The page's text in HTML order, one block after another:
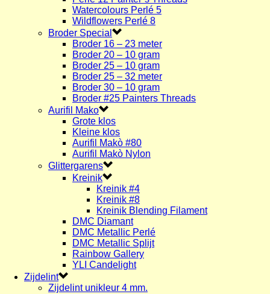
Watercolours Perlé 5
Wildflowers Perlé 8
Broder Special
Broder 16 – 23 meter
Broder 20 – 10 gram
Broder 25 – 10 gram
Broder 25 – 32 meter
Broder 30 – 10 gram
Broder #25 Painters Threads
Aurifil Mako
Grote klos
Kleine klos
Aurifil Makò #80
Aurifil Makò Nylon
Glittergarens
Kreinik
Kreinik #4
Kreinik #8
Kreinik Blending Filament
DMC Diamant
DMC Metallic Perlé
DMC Metallic Splijt
Rainbow Gallery
YLI Candelight
Zijdelint
Zijdelint unikleur 4 mm.